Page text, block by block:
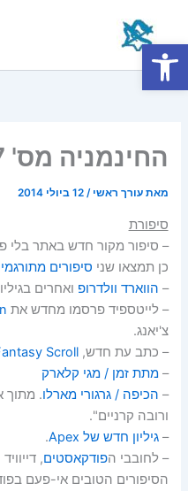
החינמניה מס' 37
מאתעורך ראשי/12 ביולי 2014
סיפורת
– סיפור מקור חדש באתר בלי
כן תמצאו שני סיפורים
– הווארד וולדרופ ואחרים
– לייטספיד פרסמו מחדש את
צ'יאנג.
– כתב עת חדש,Scroll
–מתת זמן / מגי קלארק
– הכיפה / גרגורי מארלו. מתוך
ורובה קרניים".
–גיליון חדש של Apex
.
– לחובבי הפודקאסטים,
הסיפורים הטובים אי-פעם
פתח סרגל נגישות